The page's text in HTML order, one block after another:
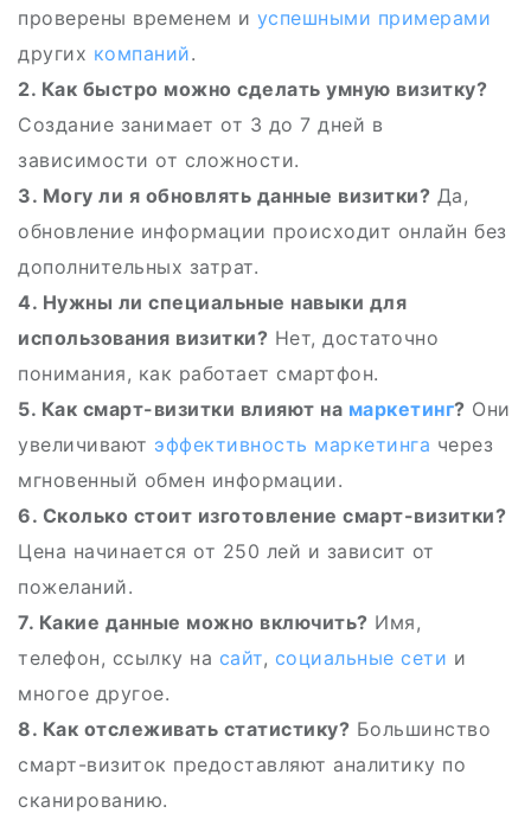
проверены временем и успешными примерами
других компаний.
2. Как быстро можно сделать умную визитку?
Создание занимает от 3 до 7 дней в
зависимости от сложности.
3. Могу ли я обновлять данные визитки? Да,
обновление информации происходит онлайн без
дополнительных затрат.
4. Нужны ли специальные навыки для
использования визитки? Нет, достаточно
понимания, как работает смартфон.
5. Как смарт-визитки влияют на маркетинг? Они
увеличивают эффективность маркетинга через
мгновенный обмен информации.
6. Сколько стоит изготовление смарт-визитки?
Цена начинается от 250 лей и зависит от
пожеланий.
7. Какие данные можно включить? Имя,
телефон, ссылку на сайт, социальные сети и
многое другое.
8. Как отслеживать статистику? Большинство
смарт-визиток предоставляют аналитику по
сканированию.